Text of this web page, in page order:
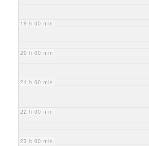
19 h 00 min
20 h 00 min
21 h 00 min
22 h 00 min
23 h 00 min